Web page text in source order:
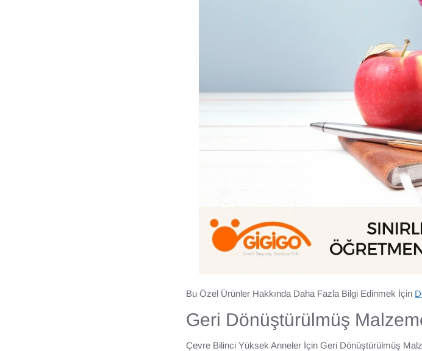
Bu Özel Ürünler Hakkında Daha Fazla Bilgi Edinmek İçin
Geri Dönüştürülmüş
Çevre Bilinci Yüksek Anneler İçin Geri Dönüştürülmüş